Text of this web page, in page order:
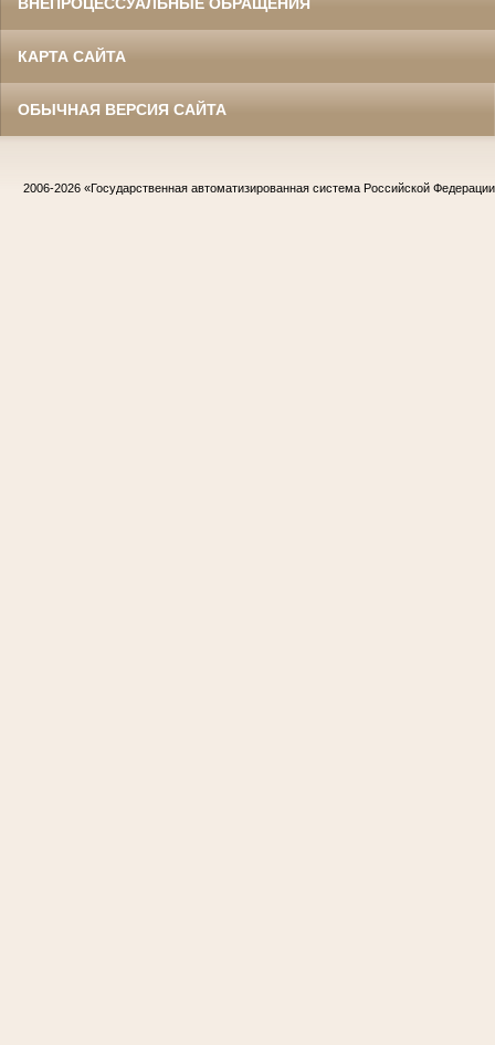
КАРТА САЙТА
ОБЫЧНАЯ ВЕРСИЯ САЙТА
2006-2026 «Государственная автоматизированная система Российской